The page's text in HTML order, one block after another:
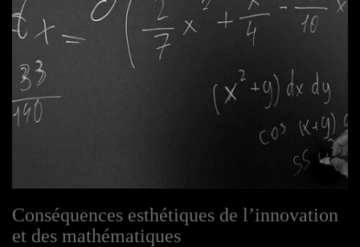
Conséquences esthétiques de l’innovation
et des mathématiques